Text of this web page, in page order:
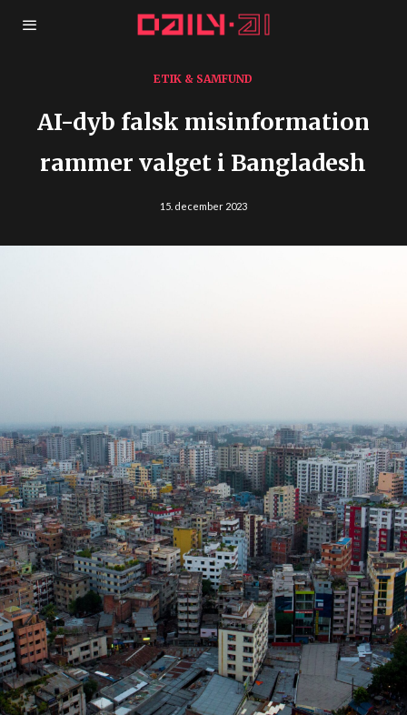
ETIK & SAMFUND
AI-dyb falsk misinformation
rammer valget i Bangladesh
15. december 2023